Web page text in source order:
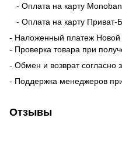
- Оплата на карту
- Оплата на карту Приват-
- Наложенный платеж Новой
- Проверка товара при
- Обмен и возврат согласно
- Поддержка менеджеров
Отзывы